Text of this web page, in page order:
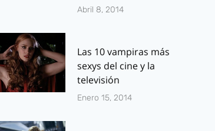
Abril 8, 2014
Las 10 vampiras más
sexys del cine y la
televisión
Enero 15, 2014